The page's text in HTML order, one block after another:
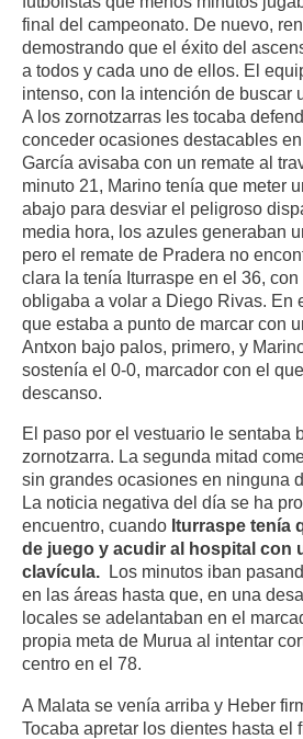
final del campeonato. De nuevo,
demostrando que el éxito del
a todos y cada uno de ellos. El
intenso, con la intención de buscar
A los zornotzarras les tocaba
conceder ocasiones destacables
García avisaba con un remate al
minuto 21, Marino tenía que meter
abajo para desviar el peligroso
media hora, los azules generaban
pero el remate de Pradera no
clara la tenía Iturraspe en el 36,
obligaba a volar a Diego Rivas. En
que estaba a punto de marcar con
Antxon bajo palos, primero, y
sostenía el 0-0, marcador con el
descanso.
El paso por el vestuario le sentaba
zornotzarra. La segunda mitad
sin grandes ocasiones en ninguna
La noticia negativa del día se ha
encuentro, cuando Iturraspe tenía
de juego y acudir al hospital con
clavícula. Los minutos iban
en las áreas hasta que, en una
locales se adelantaban en el
propia meta de Murua al intentar
centro en el 78.
A Malata se venía arriba y Heber
Tocaba apretar los dientes hasta el